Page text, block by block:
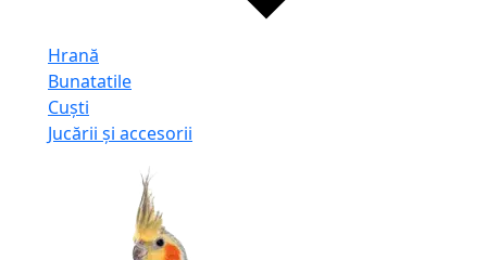
Hrană
Bunatatile
Cuști
Jucării și accesorii